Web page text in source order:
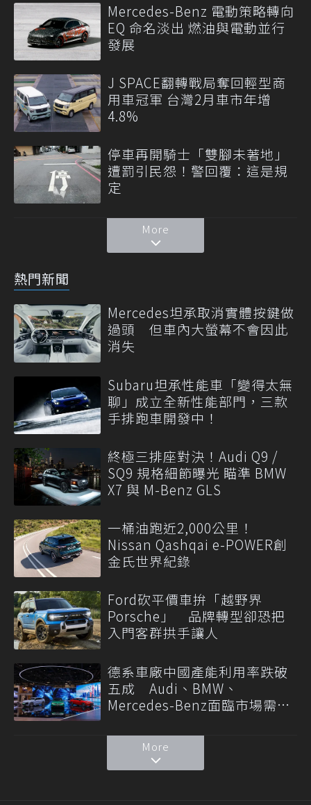
Mercedes-Benz 電動策略轉向
EQ 命名淡出 燃油與電動並行
發展
J SPACE翻轉戰局奪回輕型商
用車冠軍 台灣2月車市年增
4.8%
停車再開騎士「雙腳未著地」
遭罰引民怨！警回覆：這是規
定
More
熱門新聞
Mercedes坦承取消實體按鍵做
過頭 但車內大螢幕不會因此
消失
Subaru坦承性能車「變得太無
聊」成立全新性能部門，三款
手排跑車開發中！
終極三排座對決！Audi Q9 /
SQ9 規格細節曝光 瞄準 BMW
X7 與 M-Benz GLS
一桶油跑近2,000公里！
Nissan Qashqai e-POWER創
金氏世界紀錄
Ford砍平價車拚「越野界
Porsche」 品牌轉型卻恐把
入門客群拱手讓人
德系車廠中國產能利用率跌破
五成 Audi、BMW、
Mercedes-Benz面臨市場需求
More